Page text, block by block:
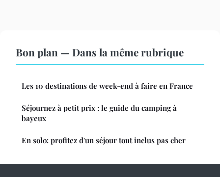
Bon plan — Dans la même rubrique
Les 10 destinations de week-end à faire en France
Séjournez à petit prix : le guide du camping à
bayeux
En solo: profitez d'un séjour tout inclus pas cher